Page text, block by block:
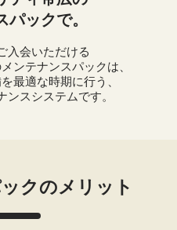
パックで。
入会いただける
ンテナンスパックは、
最適な時期に行う、
ンスシステムです。
クのメリット